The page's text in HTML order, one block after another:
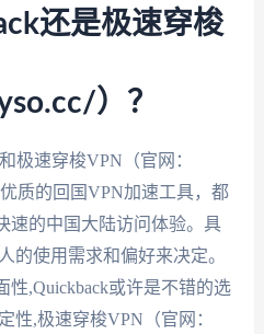
还是极速穿梭
）？
极速穿梭VPN（官网：
质的回国VPN加速工具，都
速的中国大陆访问体验。具
的使用需求和偏好来决定。
,Quickback或许是不错的选
性,极速穿梭VPN（官网：